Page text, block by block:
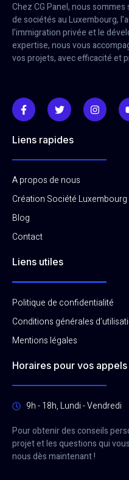
Chez CG Panel, nous
de sociétés au Luxembourg,
l’immigration privée et le
expertise, nous vous
vos projets, avec efficacité et
Liens rapides
A propos de nous
Création Société Luxembourg
Blog
Contact
Liens utiles
Politique de confidentialité
Conditions générales
Mentions légales
Horaires pour vos appels
9h - 18h, Lundi - Vendredi
Pour obtenir des conseils
projet et les questions qui
nous dès maintenant !